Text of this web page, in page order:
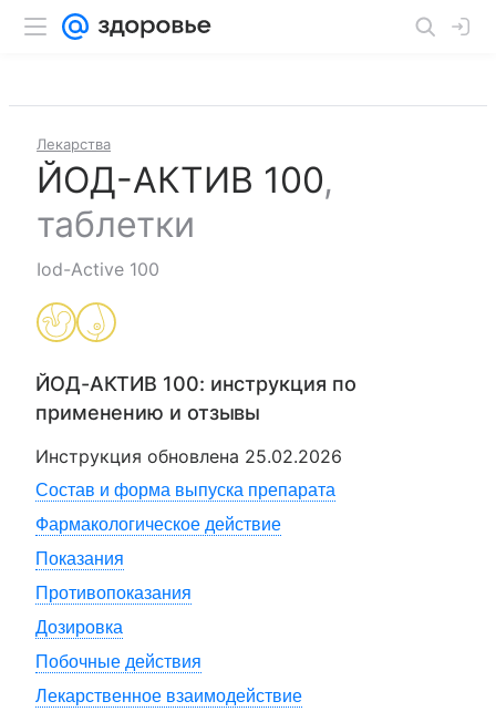
Лекарства
ЙОД-АКТИВ 100,
таблетки
Iod-Active 100
ЙОД-АКТИВ 100: инструкция по
применению и отзывы
Инструкция обновлена 25.02.2026
Состав и форма выпуска препарата
Фармакологическое действие
Показания
Противопоказания
Дозировка
Побочные действия
Лекарственное взаимодействие